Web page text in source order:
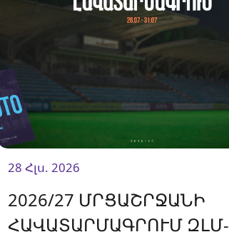
28 Հլս. 2026
2026/27 ՄՐՑԱՇՐՋԱՆԻ
ՀԱՎԱՏԱՐՄԱԳՐՈՒՄ ԶԼՄ-